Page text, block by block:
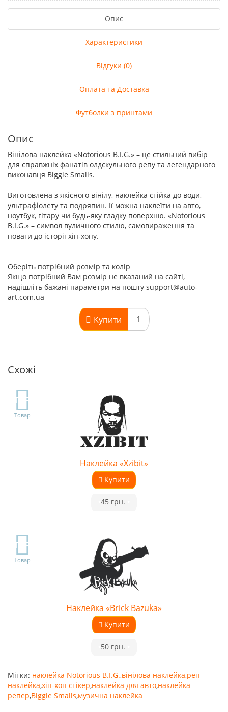
Опис
Характеристики
Відгуки (0)
Оплата та Доставка
Футболки з принтами
Опис
Вінілова наклейка «Notorious B.I.G.» – це стильний вибір
для справжніх фанатів олдскульного репу та легендарного
виконавця Biggie Smalls.
Виготовлена з якісного вінілу, наклейка стійка до води,
ультрафіолету та подряпин. Її можна наклеїти на авто,
ноутбук, гітару чи будь-яку гладку поверхню. «Notorious
B.I.G.» – символ вуличного стилю, самовираження та
поваги до історії хіп-хопу.
Оберіть потрібний розмір та колір
Якщо потрібний Вам розмір не вказаний на сайті,
надішліть бажані параметри на пошту support@auto-
art.com.ua
Купити
Схожі
TOP
Товар
Наклейка «Xzibit»
Купити
45 грн.
TOP
Товар
Наклейка «Brick Bazuka»
Купити
50 грн.
Мітки: наклейка Notorious B.I.G.,вінілова наклейка,реп
наклейка,хіп-хоп стікер,наклейка для авто,наклейка
репер,Biggie Smalls,музична наклейка